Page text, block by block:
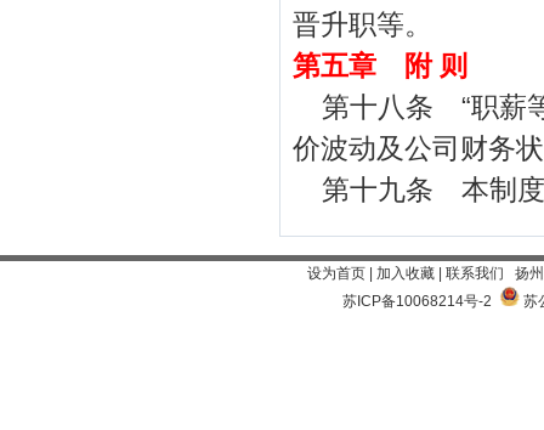
晋升职等。
第五章 附 则
第十八条 “职薪
价波动及公司财务
第十九条 本制度
设为首页 加入收藏 联系我们 扬
苏ICP备10068214号-2
苏